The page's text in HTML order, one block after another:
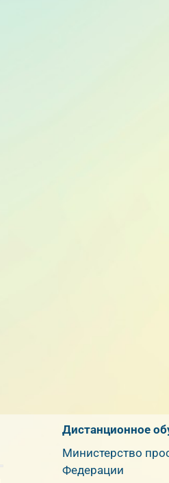
Дистанционное
Министерство
Федерации